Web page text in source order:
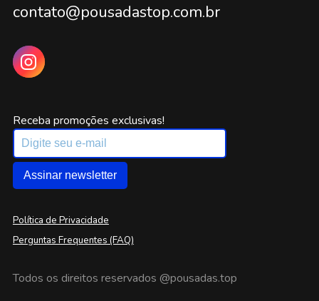
contato@pousadastop.com.br
Receba promoções exclusivas!
Assinar newsletter
Política de Privacidade
Perguntas Frequentes (FAQ)
Todos os direitos reservados @pousadas.top